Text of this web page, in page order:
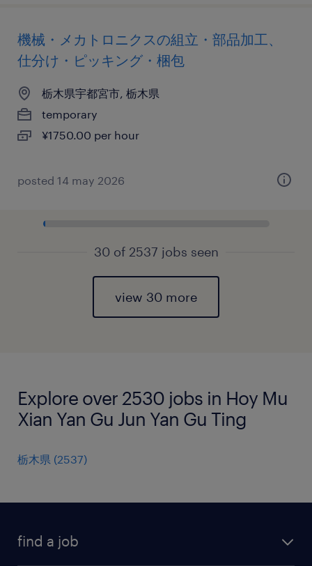
機械・メカトロニクスの組立・部品加工、
仕分け・ピッキング・梱包
栃木県宇都宮市, 栃木県
temporary
¥1750.00 per hour
posted 14 may 2026
30 of 2537 jobs seen
view 30 more
Explore over 2530 jobs in Hoy Mu
Xian Yan Gu Jun Yan Gu Ting
栃木県 (2537)
find a job